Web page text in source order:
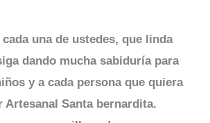
una de ustedes, que linda
dando mucha sabiduría para
y a cada persona que quiera
Artesanal Santa bernardita.